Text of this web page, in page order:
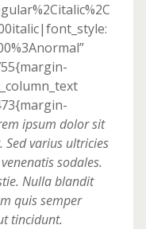
ipsum dolor sit
varius ultricies
sodales.
Nulla blandit
quis semper
tincidunt.